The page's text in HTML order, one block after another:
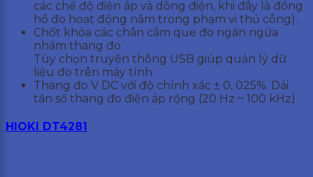
các chế độ điện áp và dòng điện, khi đây là đồng
hồ đo hoạt động nằm trong phạm vi thủ công).
Chốt khóa các chân cắm que đo ngăn ngừa
nhầm thang đo
Tùy chọn truyền thông USB giúp quản lý dữ
liệu đo trên máy tính
Thang đo V DC với độ chính xác ± 0, 025%. Dải
tần số thang đo điện áp rộng (20 Hz ~ 100 kHz)
HIOKI DT4281